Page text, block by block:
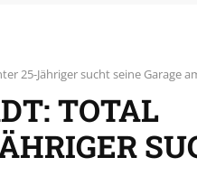
25-Jähriger sucht seine Garage
TOTAL